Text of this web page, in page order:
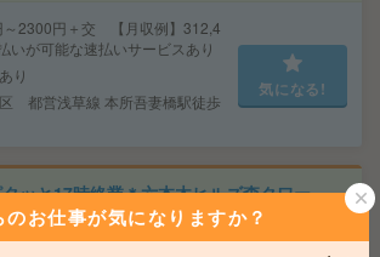
～2300円＋交 【月収例】312,4
が可能な速払いサービスあり
り
都営浅草線 本所吾妻橋駅徒歩
気になる!
ッと17時終業＊六本木ヒルズ森タワー
[派遣]
のお仕事が気になりますか？